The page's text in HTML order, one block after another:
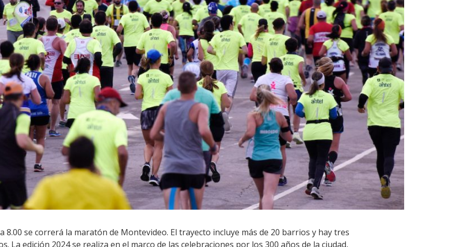
8.00 se correrá la maratón de Montevideo. El trayecto incluye más de 20 barrios y hay tres
La edición 2024 se realiza en el marco de las celebraciones por los 300 años de la ciudad,